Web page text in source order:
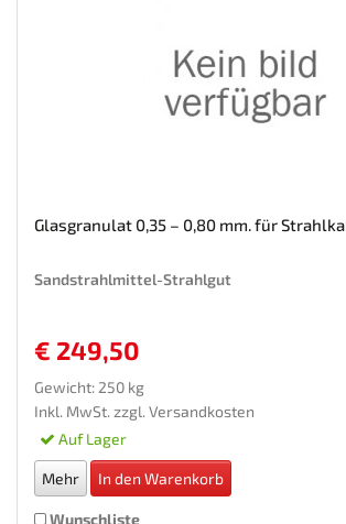
Glasgranulat 0,35 – 0,80 mm. für
Sandstrahlmittel-Strahlgut
€ 249,50
Gewicht: 250 kg
Inkl. MwSt. zzgl. Versandkosten
Auf Lager
Mehr In den Warenkorb
Wunschliste